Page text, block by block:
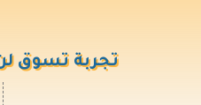
تجربة تسوق